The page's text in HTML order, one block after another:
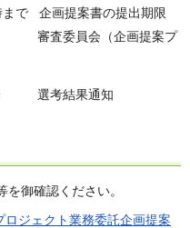
で 企画提案書の提出期限
審査委員会（企画提案プ
以降 選考結果通知
御確認ください。
ジェクト業務委託企画提案